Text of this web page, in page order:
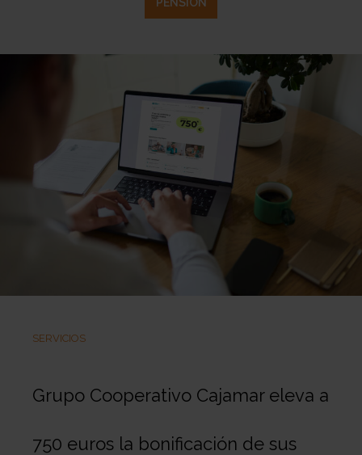
SERVICIOS
Grupo Cooperativo Cajamar eleva a
750 euros la bonificación de sus